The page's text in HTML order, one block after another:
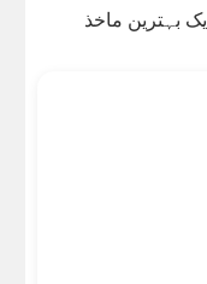
بہترین ماخذ